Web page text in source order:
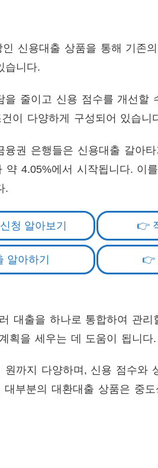
신용대출 상품을 통해 기존
습니다.
을 줄이고 신용 점수를 개선할
이 다양하게 구성되어 있습니
권 은행들은 신용대출 갈아
4.05%에서 시작됩니다. 이
.
청 알아보기 👉
알아하기 👉
대출을 하나로 통합하여 관
획을 세우는 데 도움이 됩니다.
까지 다양하며, 신용 점수와
부분의 대환대출 상품은 중